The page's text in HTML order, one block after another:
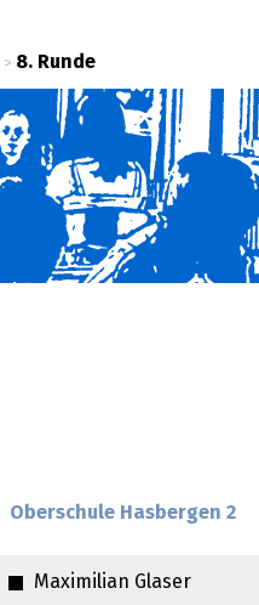
> 8. Runde
Oberschule Hasbergen 2
Maximilian Glaser